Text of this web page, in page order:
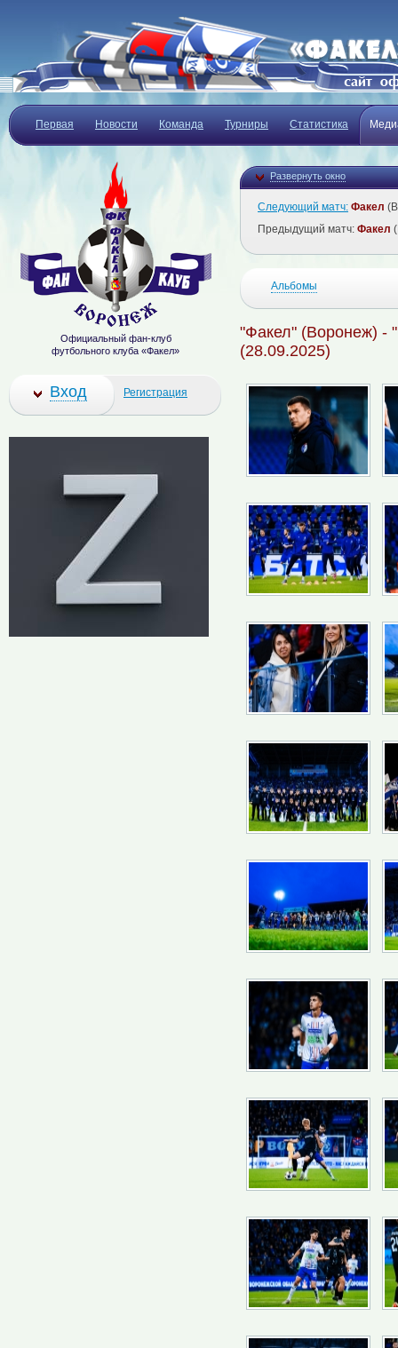
Первая Новости Команда Турниры Статистика
Развернуть окно
Следующий матч: Факел
Предыдущий матч: Факел
Альбомы
"Факел" (Воронеж) -
(28.09.2025)
Официальный фан-клуб
футбольного клуба «Факел»
Вход Регистрация